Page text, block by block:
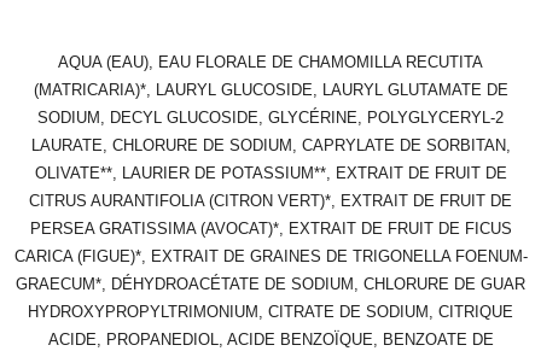
AQUA (EAU), EAU FLORALE DE CHAMOMILLA RECUTITA
(MATRICARIA)*, LAURYL GLUCOSIDE, LAURYL GLUTAMATE DE
SODIUM, DECYL GLUCOSIDE, GLYCÉRINE, POLYGLYCERYL-2
LAURATE, CHLORURE DE SODIUM, CAPRYLATE DE SORBITAN,
OLIVATE**, LAURIER DE POTASSIUM**, EXTRAIT DE FRUIT DE
CITRUS AURANTIFOLIA (CITRON VERT)*, EXTRAIT DE FRUIT DE
PERSEA GRATISSIMA (AVOCAT)*, EXTRAIT DE FRUIT DE FICUS
CARICA (FIGUE)*, EXTRAIT DE GRAINES DE TRIGONELLA FOENUM-
GRAECUM*, DÉHYDROACÉTATE DE SODIUM, CHLORURE DE GUAR
HYDROXYPROPYLTRIMONIUM, CITRATE DE SODIUM, CITRIQUE
ACIDE, PROPANEDIOL, ACIDE BENZOÏQUE, BENZOATE DE